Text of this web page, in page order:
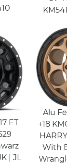
ET
| JL
Alu
+18
With